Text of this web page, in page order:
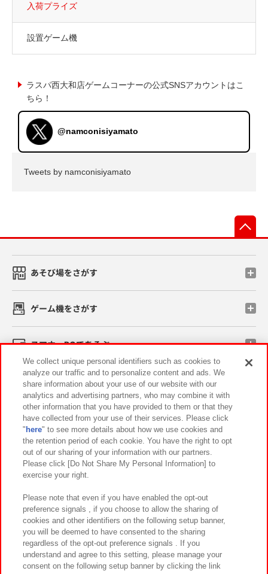
入荷プライズ
設置ゲーム機
ラスパ西大和店ゲームコーナーの公式SNSアカウントはこ
ちら！
@namconisiyamato
Tweets by namconisiyamato
あそび場をさがす
ゲーム機をさがす
スマホ・PCであそぶ
イベント・キャンペーン
関連会社 サステナビリティ サイトポリシー
プライバシーポリシー ウェブアクセシビリティ方針と検証結果
お取引先さまとともに
カスタマーハラスメント対応方針 よくあるご質問・お問い合わせ
We collect unique personal identifiers such as cookies to
analyze our traffic and to personalize content and ads. We
share information about your use of our website with our
analytics and advertising partners, who may combine it with
other information that you have provided to them or that they
have collected from your use of their services. Please click
" here" to see more details about how we use cookies and
the retention period of each cookie. You have the right to opt
out of our sharing of your information with our partners.
Please click [Do Not Share My Personal Information] to
exercise your right.
Please note that even if you have enabled the opt-out
preference signals , if you choose to allow the sharing of
cookies and other identifiers on the following setup banner,
you will be deemed to have consented to the sharing
regardless of the opt-out preference signals . If you
understand and agree to this setting, please manage your
consent on the following setup banner by clicking the link